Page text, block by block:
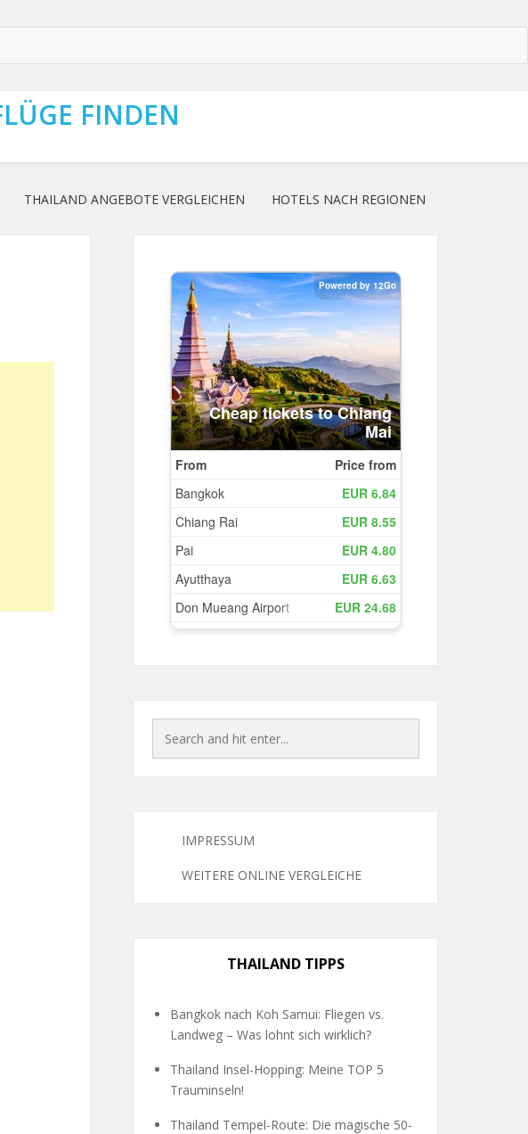
FINDEN
THAILAND ANGEBOTE VERGLEICHEN HOTELS NACH REGIONEN
IMPRESSUM
WEITERE ONLINE VERGLEICHE
THAILAND TIPPS
Bangkok nach Koh Samui: Fliegen vs.
Landweg – Was lohnt sich wirklich?
Thailand Insel-Hopping: Meine TOP 5
Trauminseln!
Thailand Tempel-Route: Die magische 50-